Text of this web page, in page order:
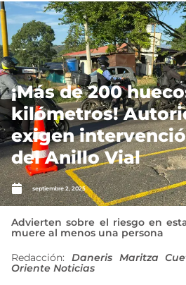
¡Más de 200
kilómetros!
exigen
del Anillo Vial
septiembre 2, 2025
Advierten sobre el riesgo en
muere al menos una persona
Redacción: Daneris Maritza
Oriente Noticias